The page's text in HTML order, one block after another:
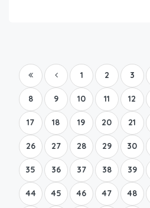
1 2 3
8 9 10 11 12
17 18 19 20 21
26 27 28 29 30
35 36 37 38 39
44 45 46 47 48